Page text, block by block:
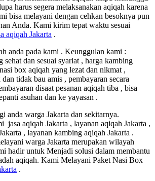
harus segera melaksanakan aqiqah karena
bisa melayani dengan cehkan besoknya pun
Anda. Kami kirim tepat waktu sesuai
aqiqah Jakarta .
anda pada kami . Keunggulan kami :
dan sesuai syariat , harga kambing
box aqiqah yang lezat dan nikmat ,
tidak bau amis , pembayaran secara
disaat pesanan aqiqah tiba , bisa
asuhan dan ke yayasan .
anda warga Jakarta dan sekitarnya.
jasa aqiqah Jakarta , layanan aqiqah Jakarta ,
, layanan kambing aqiqah Jakarta .
warga Jakarta merupakan wilayah
hadir untuk Menjadi solusi dalam membantu
aqiqah. Kami Melayani Paket Nasi Box
.